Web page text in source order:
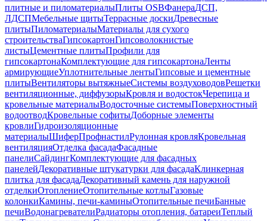
плитные и пиломатериалыПлиты OSBФанераДСП,
ЛДСПМебельные щитыТеррасные доскиДревесные
плитыПиломатериалыМатериалы для сухого
строительстваГипсокартонГипсоволокнистые
листыЦементные плитыПрофили для
гипсокартонаКомплектующие для гипсокартонаЛенты
армирующиеУплотнительные лентыГипсовые и цементные
плитыВентиляторы вытяжныеСистемы воздуховодовРешетки
вентиляционные, диффузорыКровля и водостокЧерепица и
кровельные материалыВодосточные системыПоверхностный
водоотводКровельные софитыДоборные элементы
кровлиГидроизоляционные
материалыШиферПрофнастилРулонная кровляКровельная
вентиляцияОтделка фасадаФасадные
панелиСайдингКомплектующие для фасадных
панелейДекоративные штукатурки для фасадаКлинкерная
плитка для фасадаДекоративный камень для наружной
отделкиОтоплениеОтопительные котлыГазовые
колонкиКамины, печи-каминыОтопительные печиБанные
печиВодонагревателиРадиаторы отопления, батареиТеплый